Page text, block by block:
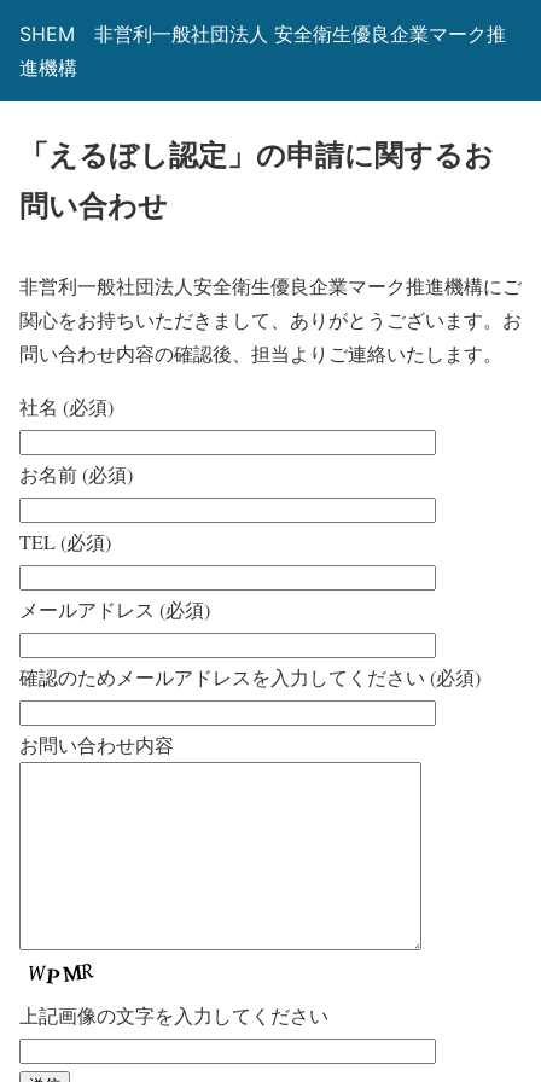
SHEM 非営利一般社団法人 安全衛生優良企業マーク推
進機構
「えるぼし認定」の申請に関するお
問い合わせ
非営利一般社団法人安全衛生優良企業マーク推進機構にご
関心をお持ちいただきまして、ありがとうございます。お
問い合わせ内容の確認後、担当よりご連絡いたします。
社名 (必須)
お名前 (必須)
TEL (必須)
メールアドレス (必須)
確認のためメールアドレスを入力してください (必須)
お問い合わせ内容
上記画像の文字を入力してください